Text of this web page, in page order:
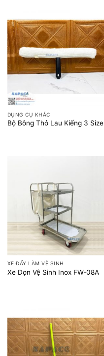
DỤNG CỤ KHÁC
Bộ Bông Thỏ Lau Kiếng 3 Size
XE ĐẨY LÀM VỆ SINH
Xe Dọn Vệ Sinh Inox FW-08A